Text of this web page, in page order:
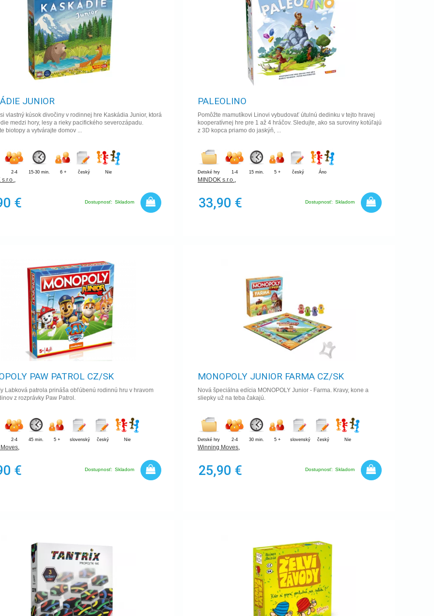
JUNIOR
vlastný kúsok divočiny v rodinnej hre Kaskádia Junior, ktorá
medzi hory, lesy a rieky pacifického severozápadu.
biotopy a vytvárajte domov ...
2-4 15-30 min. 6 + český Nie
s.r.o.,
€ Dostupnosť: Skladom
PALEOLINO
Pomôžte mamutíkovi Linovi vybudovať útulnú dedinku v tejto hravej
kooperatívnej hre pre 1 až 4 hráčov. Sledujte, ako sa suroviny kotúľajú
z 3D kopca priamo do jaskýň, ...
Detské hry 1-4 15 min. 5 + český Áno
MINDOK s.r.o.,
33,90 € Dostupnosť: Skladom
PAW PATROL CZ/SK
Labková patrola prináša obľúbenú rodinnú hru v hravom
z rozprávky Paw Patrol.
2-4 45 min. 5 + slovenský český Nie
,
€ Dostupnosť: Skladom
MONOPOLY JUNIOR FARMA CZ/SK
Nová špeciálna edícia MONOPOLY Junior - Farma. Kravy, kone a
sliepky už na teba čakajú.
Detské hry 2-4 30 min. 5 + slovenský český Nie
Winning Moves,
25,90 € Dostupnosť: Skladom